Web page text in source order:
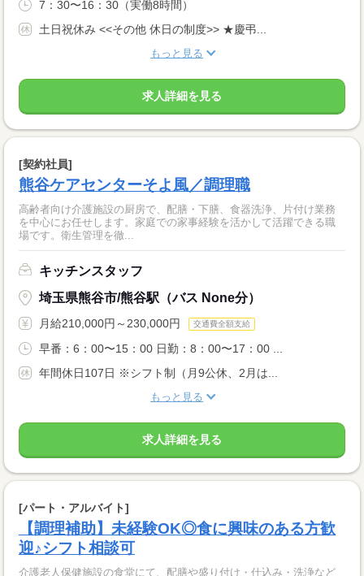
7：30〜16：30（実働8時間）
土日祝休み <<その他 休日の制度>> ★慶弔...
もっと見る
求人詳細を見る
[契約社員]
熊谷ケアセンターそよ風／調理職
高齢者向け介護施設の厨房で、配膳・下膳、食器洗浄、片付け業務
を中心にお任せします。家庭での家事経験を活かして活躍できる職
場です。衛生管理を徹...
キッチンスタッフ
埼玉県熊谷市/熊谷駅（バス None分）
月給210,000円～230,000円 交通費全額支給
早番：6：00〜15：00 日勤：8：00〜17：00 ...
年間休日107日 ※シフト制（月9公休、2月は...
もっと見る
求人詳細を見る
[パート・アルバイト]
【調理補助】未経験OK◎食に興味のある方歓
迎♪シフト相談可
介護老人保健施設の食堂にて、配膳や盛り付け・仕込み・洗浄など